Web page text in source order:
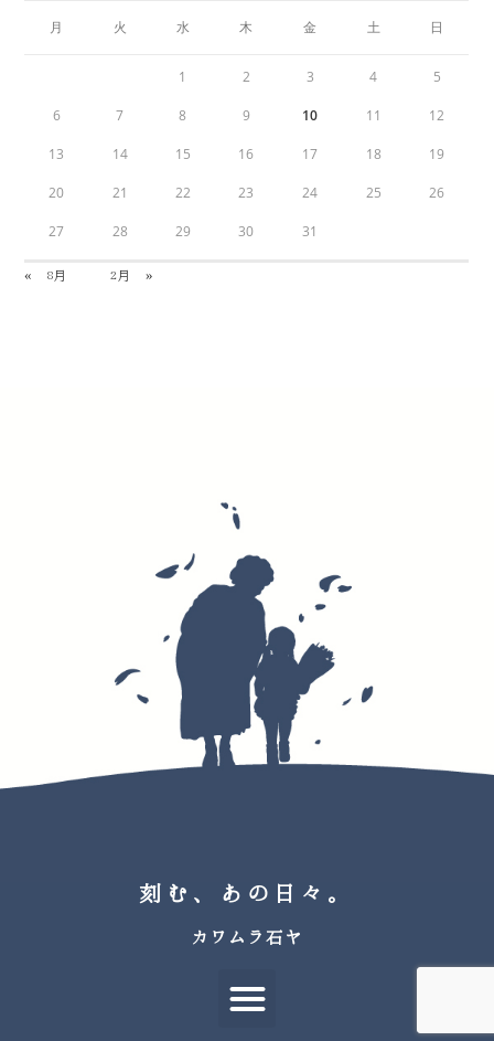
月 火 水 木 金 土 日
1 2 3 4 5
6 7 8 9 10 11 12
13 14 15 16 17 18 19
20 21 22 23 24 25 26
27 28 29 30 31
« 8月 2月 »
刻む、あの日々。
カワムラ石ヤ